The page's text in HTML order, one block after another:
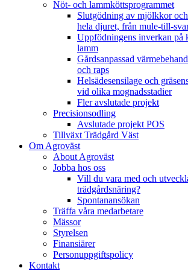
Nöt- och lammköttsprogrammet
Slutgödning av mjölkkor
hela djuret, från mule-till-
Uppfödningens inverkan på
lamm
Gårdsanpassad
och raps
Helsädesensilage och
vid olika mognadsstadier
Fler avslutade projekt
Precisionsodling
Avslutade projekt POS
Tillväxt Trädgård Väst
Om Agroväst
About Agroväst
Jobba hos oss
Vill du vara med och
trädgårdsnäring?
Spontanansökan
Träffa våra medarbetare
Mässor
Styrelsen
Finansiärer
Personuppgiftspolicy
Kontakt